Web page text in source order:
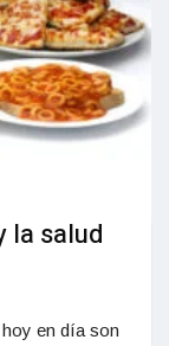
la salud
en día son